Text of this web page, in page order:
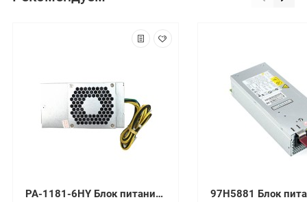
PA-1181-6HY Блок питания HP PSU 180W Slimline 590 Series